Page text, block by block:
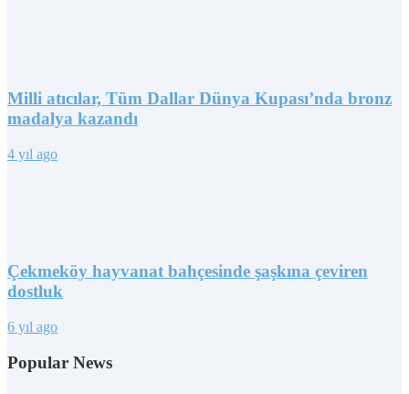
Milli atıcılar, Tüm Dallar Dünya Kupası’nda bronz
madalya kazandı
4 yıl ago
Çekmeköy hayvanat bahçesinde şaşkına çeviren
dostluk
6 yıl ago
Popular News